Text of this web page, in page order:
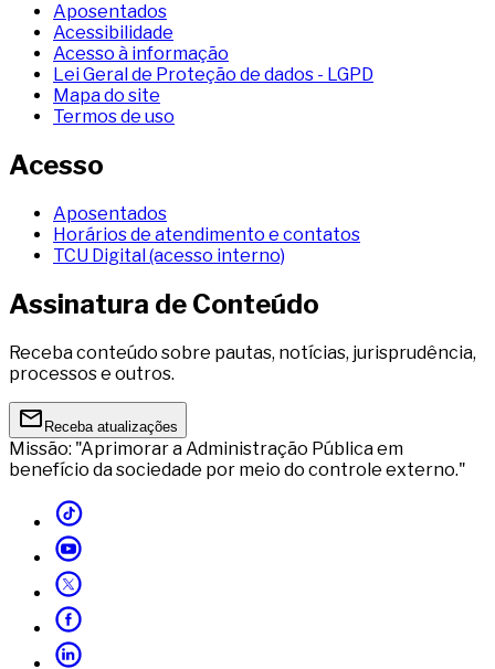
Aposentados
Acessibilidade
Acesso à informação
Lei Geral de Proteção de dados - LGPD
Mapa do site
Termos de uso
Acesso
Aposentados
Horários de atendimento e contatos
TCU Digital (acesso interno)
Assinatura de Conteúdo
Receba conteúdo sobre pautas, notícias, jurisprudência,
processos e outros.
Receba atualizações
Missão: "Aprimorar a Administração Pública em
benefício da sociedade por meio do controle externo."